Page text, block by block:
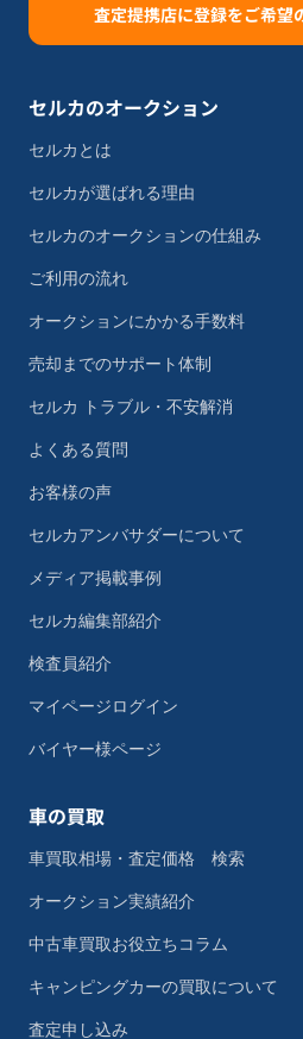
査定提携店に登録をご希望
セルカのオークション
セルカとは
セルカが選ばれる理由
セルカのオークションの仕組み
ご利用の流れ
オークションにかかる手数料
売却までのサポート体制
セルカ トラブル・不安解消
よくある質問
お客様の声
セルカアンバサダーについて
メディア掲載事例
セルカ編集部紹介
検査員紹介
マイページログイン
バイヤー様ページ
車の買取
車買取相場・査定価格 検索
オークション実績紹介
中古車買取お役立ちコラム
キャンピングカーの買取について
査定申し込み